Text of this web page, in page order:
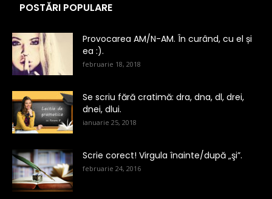
POSTĂRI POPULARE
Provocarea AM/N-AM. În curând, cu el și
ea :).
februarie 18, 2018
Se scriu fără cratimă: dra, dna, dl, drei,
dnei, dlui.
ianuarie 25, 2018
Scrie corect! Virgula înainte/după „şi”.
februarie 24, 2016